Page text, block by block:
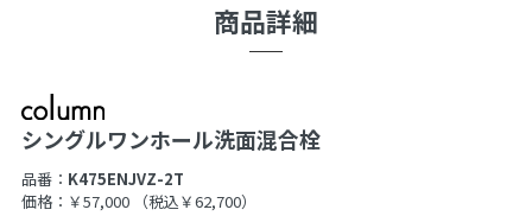
商品詳細
シングルワンホール洗面混合栓
品番： K475ENJVZ-2T
価格：￥57,000
（税込￥62,700）